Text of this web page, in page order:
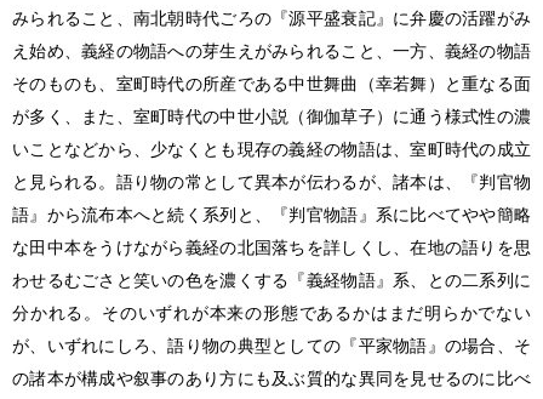
みられること、南北朝時代ごろの『源平盛衰記』に弁慶の活躍がみ
え始め、義経の物語への芽生えがみられること、一方、義経の物語
そのものも、室町時代の所産である中世舞曲（幸若舞）と重なる面
が多く、また、室町時代の中世小説（御伽草子）に通う様式性の濃
いことなどから、少なくとも現存の義経の物語は、室町時代の成立
と見られる。語り物の常として異本が伝わるが、諸本は、『判官物
語』から流布本へと続く系列と、『判官物語』系に比べてやや簡略
な田中本をうけながら義経の北国落ちを詳しくし、在地の語りを思
わせるむごさと笑いの色を濃くする『義経物語』系、との二系列に
分かれる。そのいずれが本来の形態であるかはまだ明らかでない
が、いずれにしろ、語り物の典型としての『平家物語』の場合、そ
の諸本が構成や叙事のあり方にも及ぶ質的な異同を見せるのに比べ